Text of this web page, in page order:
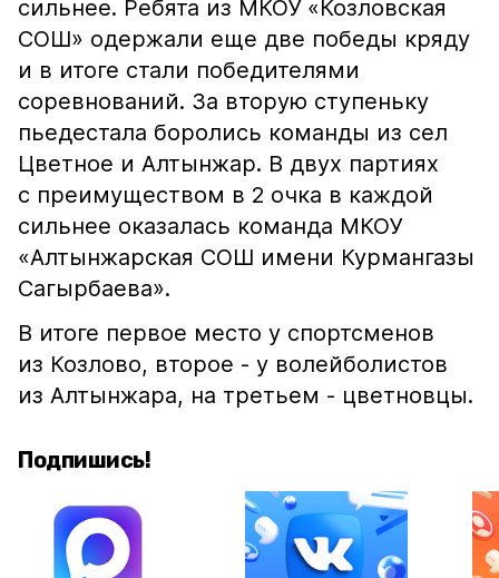
сильнее. Ребята из МКОУ «Козловская
СОШ» одержали еще две победы кряду
и в итоге стали победителями
соревнований. За вторую ступеньку
пьедестала боролись команды из сел
Цветное и Алтынжар. В двух партиях
с преимуществом в 2 очка в каждой
сильнее оказалась команда МКОУ
«Алтынжарская СОШ имени Курмангазы
Сагырбаева».
В итоге первое место у спортсменов
из Козлово, второе - у волейболистов
из Алтынжара, на третьем - цветновцы.
Подпишись!